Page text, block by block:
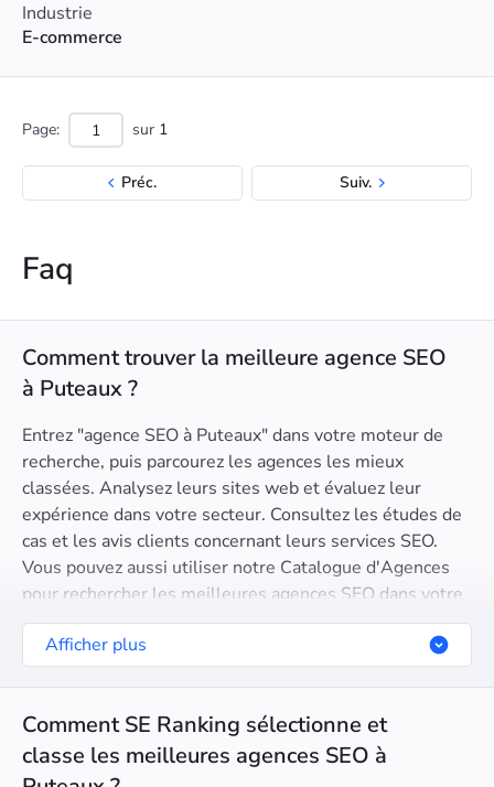
Industrie
E-commerce
Préc. Suiv.
Page: sur 1
Faq
Comment trouver la meilleure agence SEO
à Puteaux ?
Entrez "agence SEO à Puteaux" dans votre moteur de
recherche, puis parcourez les agences les mieux
classées. Analysez leurs sites web et évaluez leur
expérience dans votre secteur. Consultez les études de
cas et les avis clients concernant leurs services SEO.
Vous pouvez aussi utiliser notre Catalogue d'Agences
pour rechercher les meilleures agences SEO dans votre
région en sélectionnant une localisation spécifique.
Afficher plus
Comment SE Ranking sélectionne et
classe les meilleures agences SEO à